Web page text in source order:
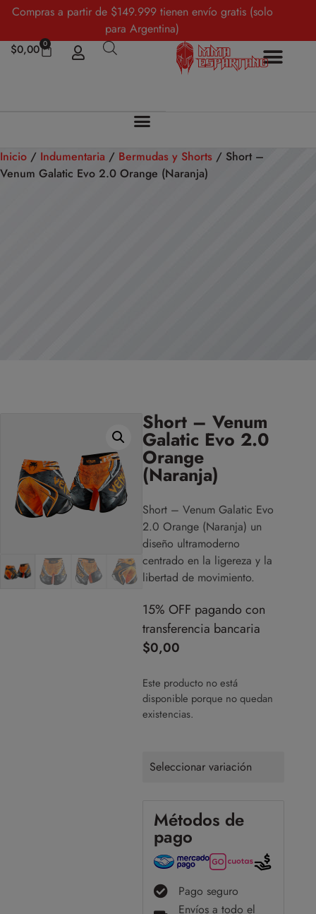
Compras a partir de $149.999 tienen envío gratis (solo
para Argentina)
$0,00 0
Inicio / Indumentaria / Bermudas y Shorts / Short –
Venum Galatic Evo 2.0 Orange (Naranja)
Short – Venum
Galatic Evo 2.0
Orange
(Naranja)
Short – Venum Galatic Evo
2.0 Orange (Naranja) un
diseño ultramoderno
centrado en la ligereza y la
libertad de movimiento.
15% OFF pagando con
transferencia bancaria
$0,00
Este producto no está
disponible porque no quedan
existencias.
Seleccionar variación
Métodos de
pago
Pago seguro
Envíos a todo el